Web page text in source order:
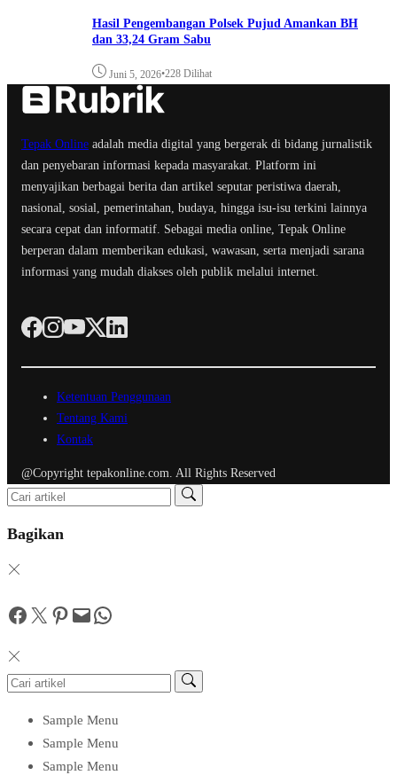
Hasil Pengembangan Polsek Pujud Amankan BH
dan 33,24 Gram Sabu
Juni 5, 2026•228 Dilihat
Tepak Online adalah media digital yang bergerak di bidang jurnalistik
dan penyebaran informasi kepada masyarakat. Platform ini
menyajikan berbagai berita dan artikel seputar peristiwa daerah,
nasional, sosial, pemerintahan, budaya, hingga isu-isu terkini lainnya
secara cepat dan informatif. Sebagai media online, Tepak Online
berperan dalam memberikan edukasi, wawasan, serta menjadi sarana
informasi yang mudah diakses oleh publik melalui internet.
Ketentuan Penggunaan
Tentang Kami
Kontak
@Copyright tepakonline.com. All Rights Reserved
Bagikan
Facebook
Twitter
Pinterest
MailWhatsApp
Sample Menu
Sample Menu
Sample Menu